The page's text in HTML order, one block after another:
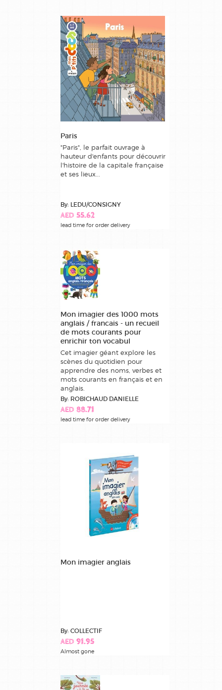
Paris
"Paris", le parfait ouvrage à
hauteur d'enfants pour découvrir
l'histoire de la capitale française
et ses lieux...
By: LEDU/CONSIGNY
AED 55.62
lead time for order delivery
Mon imagier des 1000 mots
anglais / francais - un recueil
de mots courants pour
enrichir ton vocabul
Cet imagier géant explore les
scènes du quotidien pour
apprendre des noms, verbes et
mots courants en français et en
anglais.
By: ROBICHAUD DANIELLE
AED 88.71
lead time for order delivery
Mon imagier anglais
By: COLLECTIF
AED 91.95
Almost gone